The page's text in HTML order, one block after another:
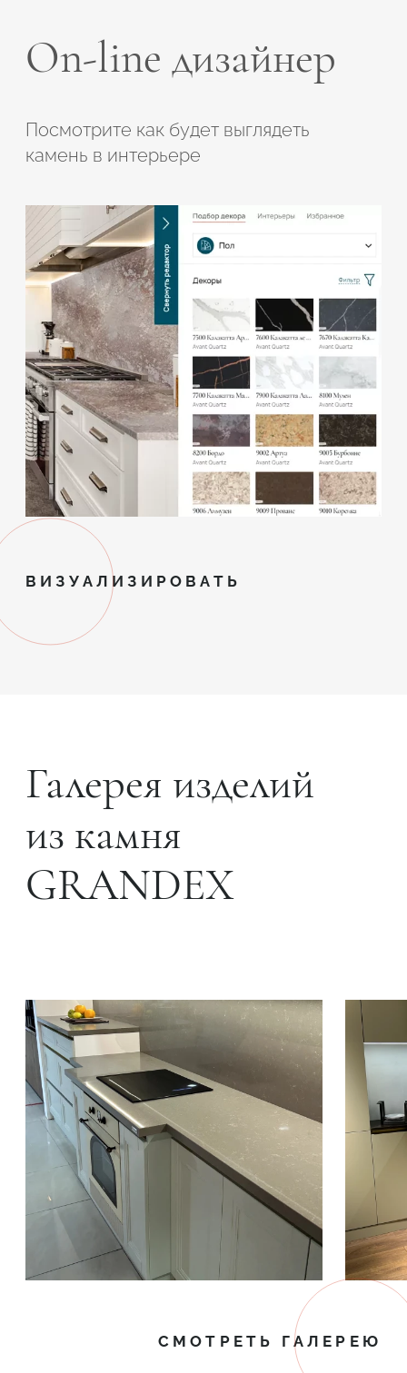
On-line дизайнер
Посмотрите как будет выглядеть
камень в интерьере
ВИЗУАЛИЗИРОВАТЬ
Галерея изделий
из камня
GRANDEX
СМОТРЕТЬ ГАЛЕРЕЮ